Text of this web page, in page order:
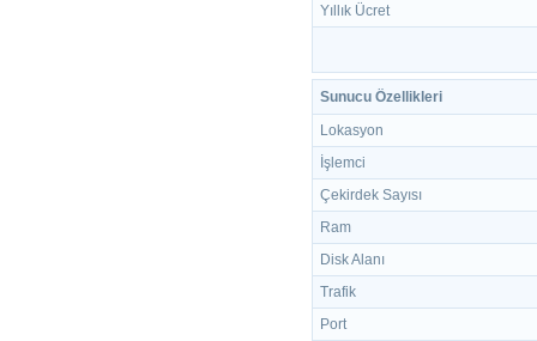
Yıllık Ücret
Sunucu Özellikleri
Lokasyon
İşlemci
Çekirdek Sayısı
Ram
Disk Alanı
Trafik
Port